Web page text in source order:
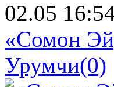
02.05
«Сомон
Урумчи(0)